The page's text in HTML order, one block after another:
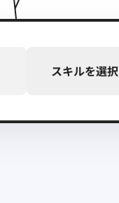
スキルを選択